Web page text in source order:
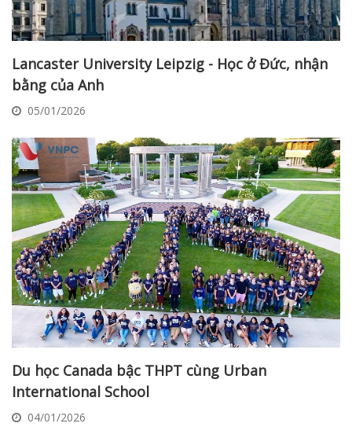
Lancaster University Leipzig - Học ở Đức, nhận
bằng của Anh
05/01/2026
Du học Canada bậc THPT cùng Urban
International School
04/01/2026